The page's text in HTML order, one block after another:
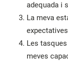
adequada i
La meva
Les
meves